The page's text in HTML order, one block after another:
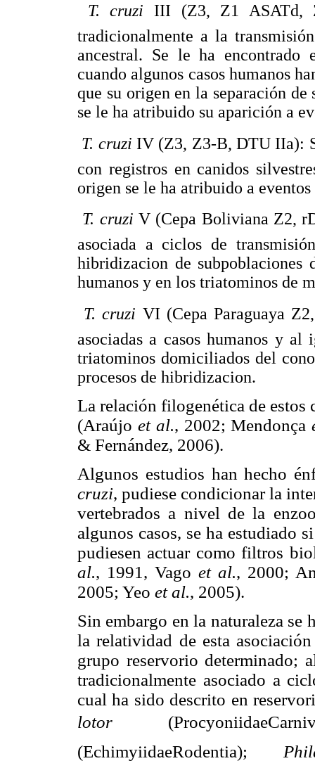
T. cruzi III (Z3, Z1 ASATd,
tradicionalmente a la
ancestral. Se le ha encontrado
cuando algunos casos humanos
que su origen en la separación
se le ha atribuido su aparición a
T. cruzi IV (Z3, Z3-B, DTU IIa):
con registros en canidos
origen se le ha atribuido a
T. cruzi V (Cepa Boliviana Z2,
asociada a ciclos de
hibridizacion de subpoblaciones
humanos y en los triatominos de
T. cruzi VI (Cepa Paraguaya
asociadas a casos humanos y al
triatominos domiciliados del
procesos de hibridizacion.
La relación filogenética de estos
(Araújo et al., 2002; Mendonça
& Fernández, 2006).
Algunos estudios han hecho
cruzi, pudiese condicionar la
vertebrados a nivel de la
algunos casos, se ha estudiado
pudiesen actuar como filtros
al., 1991, Vagoet al., 2000;
2005; Yeo et al., 2005).
Sin embargo en la naturaleza
la relatividad de esta
grupo reservorio determinado;
tradicionalmente asociado a
cual ha sido descrito en
lotor
(EchimyiidaeRodentia);